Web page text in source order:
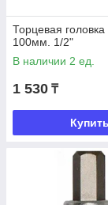
Торцевая
100мм. 1/2"
В наличии 2 ед.
1 530 ₸
Купить